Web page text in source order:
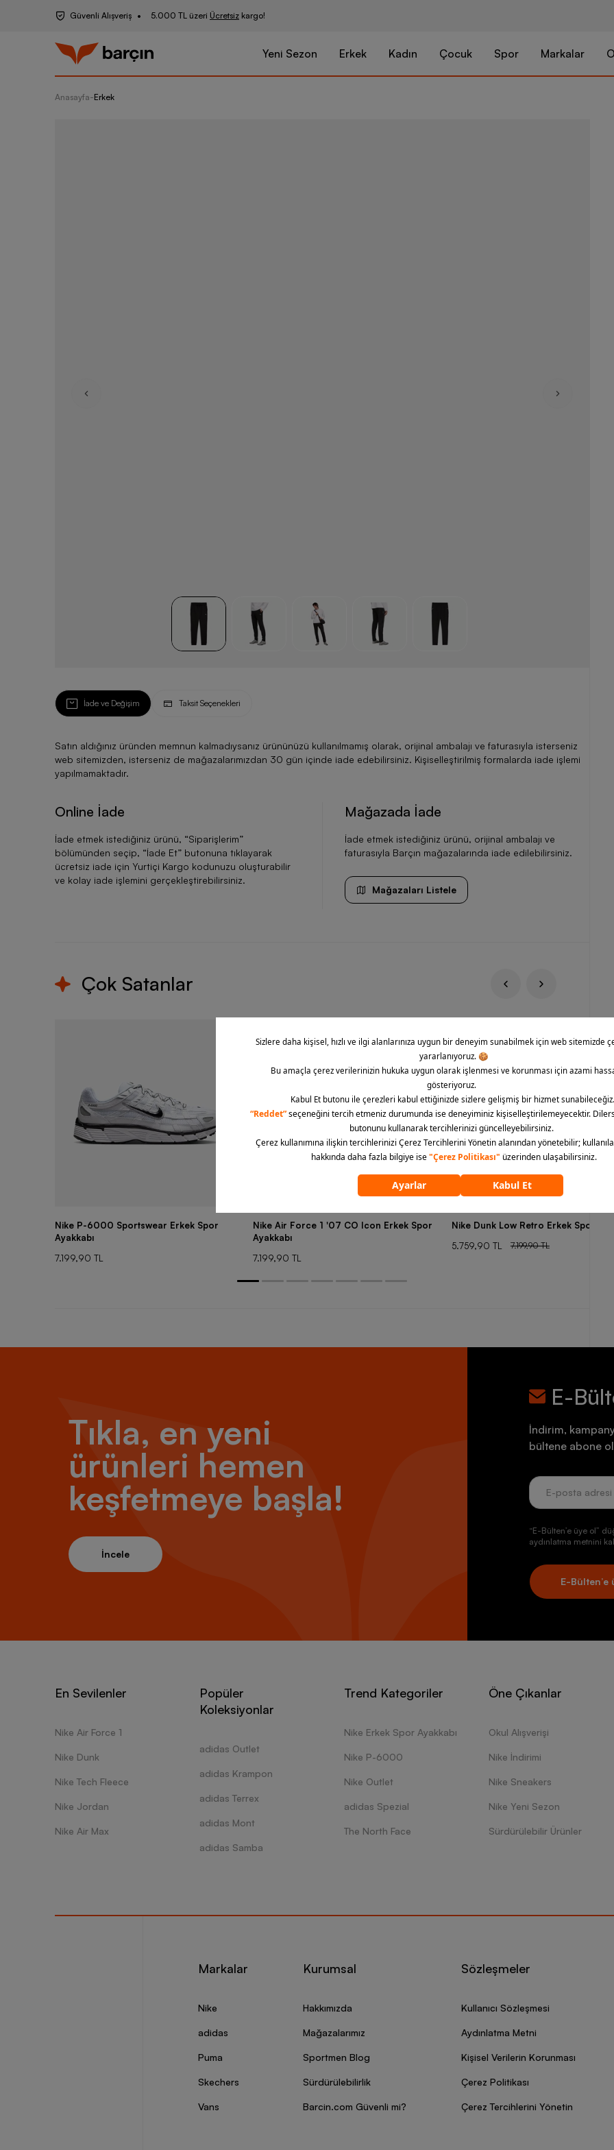
Güvenli Alışveriş 5.000 TL üzeri Ücretsiz kargo!
Yeni Sezon Erkek Kadın Çocuk Spor Markalar
Anasayfa-Erkek
Puma
İade ve Değişim Taksit Seçenekleri
Satın aldığınız üründen memnun kalmadıysanız ürününüzü kullanılmamış olarak, orijinal ambalajı ve faturasıyla isterseniz
web sitemizden, isterseniz de mağazalarımızdan 30 gün içinde iade edebilirsiniz. Kişiselleştirilmiş formalarda iade işlemi
yapılmamaktadır.
Online İade
İade etmek istediğiniz ürünü, “Siparişlerim”
bölümünden seçip, “İade Et” butonuna tıklayarak
ücretsiz iade için Yurtiçi Kargo kodunuzu oluşturabilir
ve kolay iade işlemini gerçekleştirebilirsiniz.
Mağazada İade
İade etmek istediğiniz ürünü, orijinal ambalajı ve
faturasıyla Barçın mağazalarında iade edilebilirsiniz.
Mağazaları Listele
Çok Satanlar
Nike P-6000 Sportswear Erkek Spor
Ayakkabı
7.199,90 TL
Nike Air Force 1 '07 CO Icon Erkek Spor
Ayakkabı
7.199,90 TL
Nike Dunk Low Retro Erkek Spor
5.759,90 TL
7.199,90 TL
Tıkla, en yeni
ürünleri hemen
keşfetmeye başla!
İncele
E-
İndirim,
bültene abone
“E-Bülten’e üye ol”
aydınlatma metnini
E-Bülten’e
En Sevilenler
Nike Air Force 1
Nike Dunk
Nike Tech Fleece
Nike Jordan
Nike Air Max
Popüler
Koleksiyonlar
adidas Outlet
adidas Krampon
adidas Terrex
adidas Mont
adidas Samba
Trend Kategoriler
Nike Erkek Spor Ayakkabı
Nike P-6000
Nike Outlet
adidas Spezial
The North Face
Öne Çıkanlar
Okul Alışverişi
Nike İndirimi
Nike Sneakers
Nike Yeni Sezon
Sürdürülebilir Ürünler
Markalar
Nike
adidas
Puma
Skechers
Vans
Kurumsal
Hakkımızda
Mağazalarımız
Sportmen Blog
Sürdürülebilirlik
Barcin.com Güvenli mi?
Sözleşmeler
Kullanıcı Sözleşmesi
Aydınlatma Metni
Kişisel Verilerin Korunması
Çerez Politikası
Çerez Tercihlerini Yönetin